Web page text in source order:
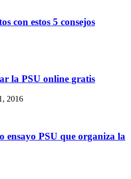
con estos 5 consejos
la PSU online gratis
2016
ensayo PSU que organiza la